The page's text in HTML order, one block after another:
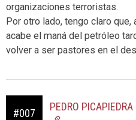
organizaciones terroristas.
Por otro lado, tengo claro que,
acabe el maná del petróleo
volver a ser pastores en el
#007
PEDRO PICAPIEDRA